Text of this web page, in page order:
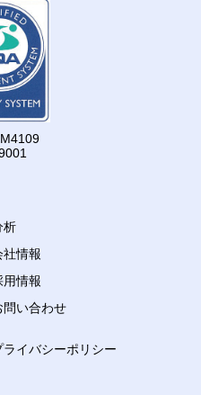
析
社情報
用情報
問い合わせ
ライバシーポリシー